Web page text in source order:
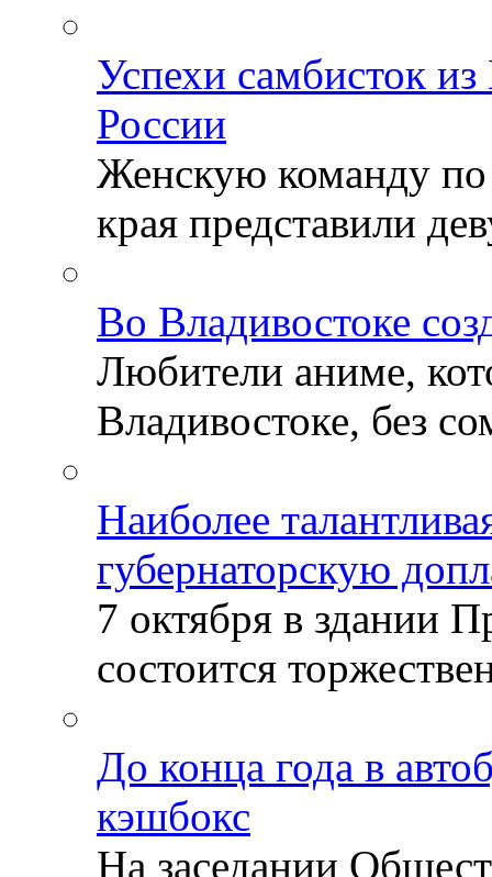
Успехи самбисток
России
Женскую команду
края представили
Во Владивостоке
Любители аниме,
Владивостоке, без
Наиболее
губернаторскую
7 октября в здании
состоится
До конца года в
кэшбокс
На заседании